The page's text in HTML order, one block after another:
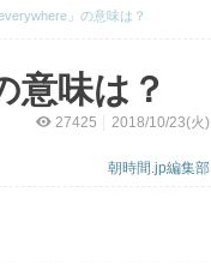
」の意味は？
意味は？
27425 2018/10/23(火)
朝時間.jp編集部